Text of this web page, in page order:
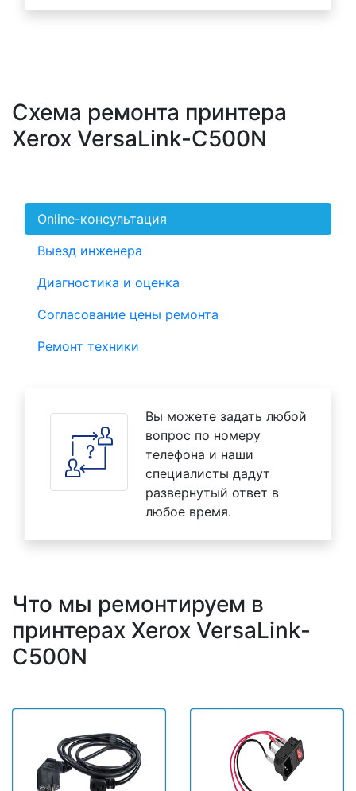
Схема ремонта принтера
Xerox VersaLink-C500N
Online-консультация
Выезд инженера
Диагностика и оценка
Согласование цены ремонта
Ремонт техники
Вы можете задать любой
вопрос по номеру
телефона и наши
специалисты дадут
развернутый ответ в
любое время.
Что мы ремонтируем в
принтерах Xerox VersaLink-
C500N